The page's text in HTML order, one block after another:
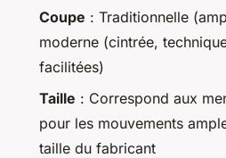
Coupe : Traditionnelle
moderne (cintrée,
facilitées)
Taille : Correspond aux
pour les mouvements
taille du fabricant